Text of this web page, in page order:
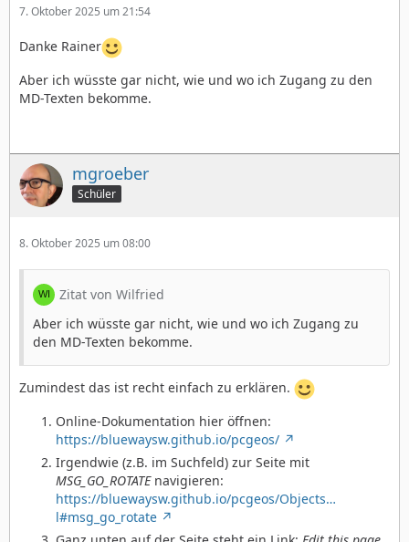
7. Oktober 2025 um 21:54
Danke Rainer
Aber ich wüsste gar nicht, wie und wo ich Zugang zu den
MD-Texten bekomme.
mgroeber
Schüler
8. Oktober 2025 um 08:00
Zitat von Wilfried
Aber ich wüsste gar nicht, wie und wo ich Zugang zu
den MD-Texten bekomme.
Zumindest das ist recht einfach zu erklären.
Online-Dokumentation hier öffnen:
https://bluewaysw.github.io/pcgeos/
Irgendwie (z.B. im Suchfeld) zur Seite mit
MSG_GO_ROTATEnavigieren:
https://bluewaysw.github.io/pcgeos/Objects…
l#msg_go_rotate